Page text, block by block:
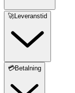
🚀Leveranstid
💳Betalning